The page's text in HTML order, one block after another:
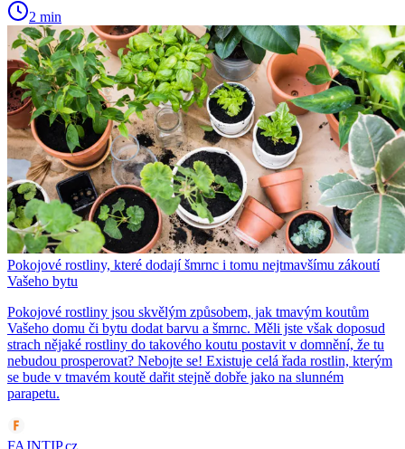
2 min
Pokojové rostliny, které dodají šmrnc i tomu nejtmavšímu zákoutí
Vašeho bytu
Pokojové rostliny jsou skvělým způsobem, jak tmavým koutům
Vašeho domu či bytu dodat barvu a šmrnc. Měli jste však doposud
strach nějaké rostliny do takového koutu postavit v domnění, že tu
nebudou prosperovat? Nebojte se! Existuje celá řada rostlin, kterým
se bude v tmavém koutě dařit stejně dobře jako na slunném
parapetu.
FAJNTIP.cz